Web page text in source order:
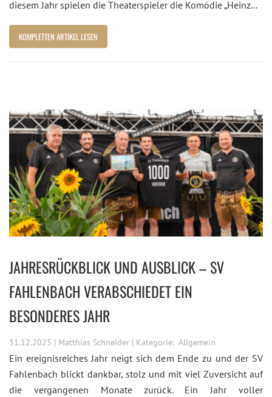
diesem Jahr spielen die Theaterspieler die Komödie „Heinz...
KOMPLETTEN ARTIKEL LESEN
JAHRESRÜCKBLICK UND AUSBLICK – SV
FAHLENBACH VERABSCHIEDET EIN
BESONDERES JAHR
31.12.2025 | Matthias Schneider | Kategorie: Allgemein
Ein ereignisreiches Jahr neigt sich dem Ende zu und der SV
Fahlenbach blickt dankbar, stolz und mit viel Zuversicht auf
die vergangenen Monate zurück. Ein Jahr voller